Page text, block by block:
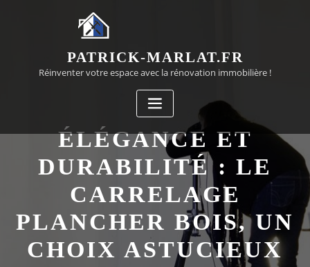
PATRICK-MARLAT.FR
Réinventer votre espace avec la rénovation immobilière !
ÉLÉGANCE ET
DURABILITÉ : LE
CARRELAGE
PLANCHER BOIS, UN
CHOIX ASTUCIEUX